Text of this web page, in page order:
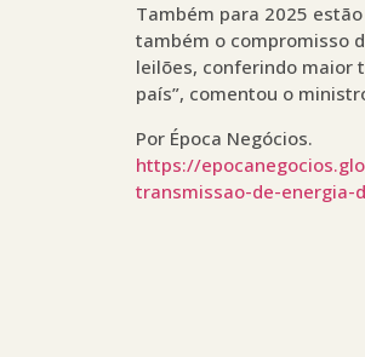
Também para 2025
também o compromisso
leilões, conferindo maior
país”, comentou o
Por Época Negócios.
https://
transmissao-de-energia-